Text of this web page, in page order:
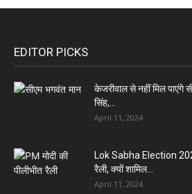
EDITOR PICKS
केजरीवाल से नहीं मिल
सिंह,...
April 11, 2024
Lok Sabha Election
रैली, क्यों शामिल...
April 11, 2024